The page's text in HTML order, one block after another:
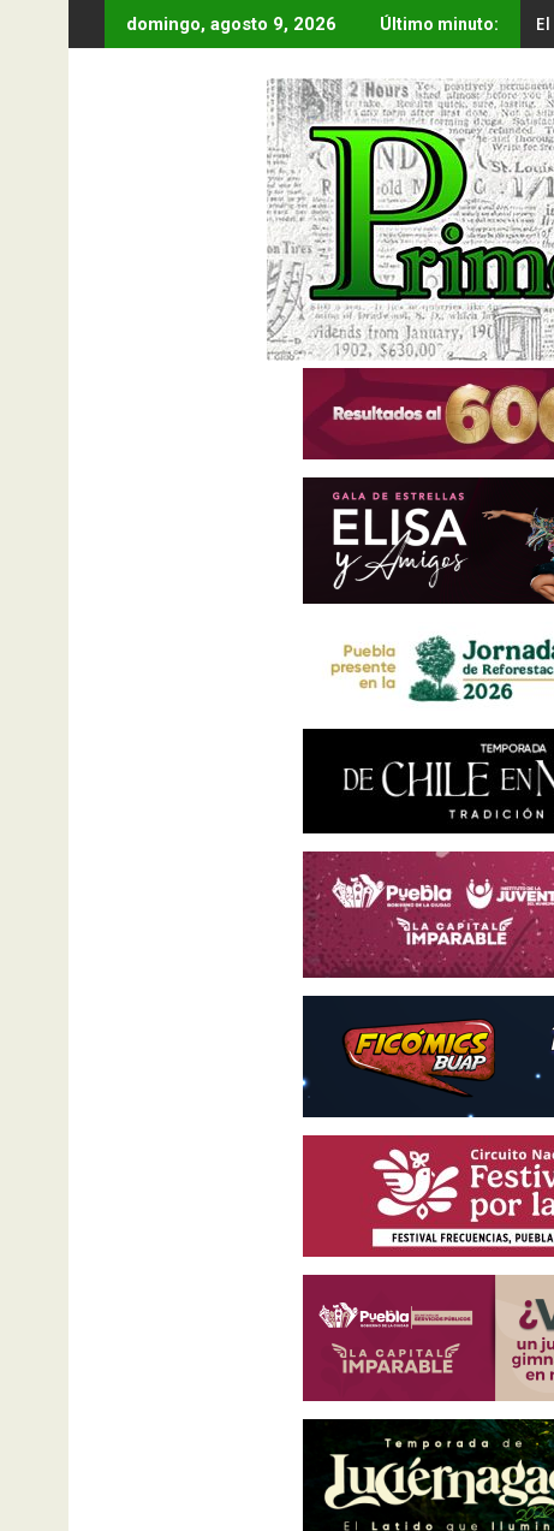
al
domingo, agosto 9, 2026 Último minuto: